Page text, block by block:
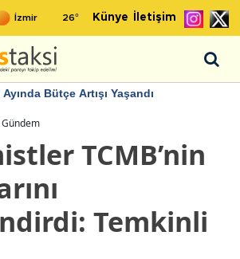
26° Künye İletişim
Bütçe Artışı Yaşandı
Gündem
TCMB’nin
Temkinli